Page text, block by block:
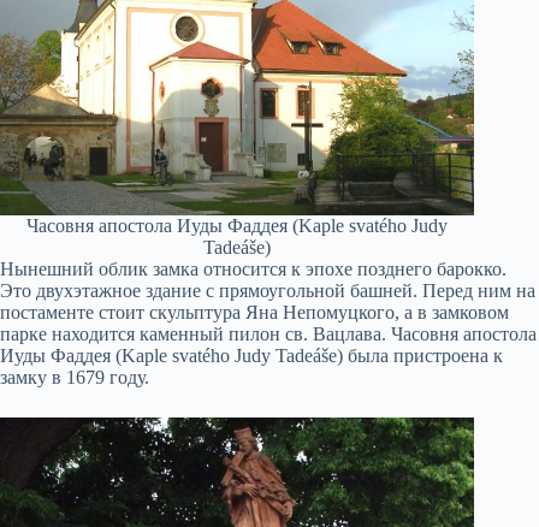
Часовня апостола Иуды Фаддея (Kaple svatého Judy
Tadeáše)
Нынешний облик замка относится к эпохе позднего барокко.
Это двухэтажное здание с прямоугольной башней. Перед ним на
постаменте стоит скульптура Яна Непомуцкого, а в замковом
парке находится каменный пилон св. Вацлава. Часовня апостола
Иуды Фаддея (Kaple svatého Judy Tadeáše) была пристроена к
замку в 1679 году.